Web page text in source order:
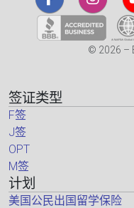
© 2026 –
签证类型
F签
J签
OPT
M签
计划
美国公民出国留学保险